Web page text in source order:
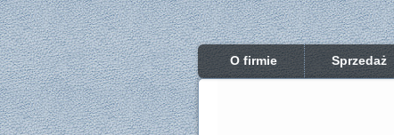
O firmie Sprzedaż